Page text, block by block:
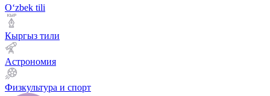
Оʻzbek tili
Кыргыз тили
Астрономия
Физкультура и спорт